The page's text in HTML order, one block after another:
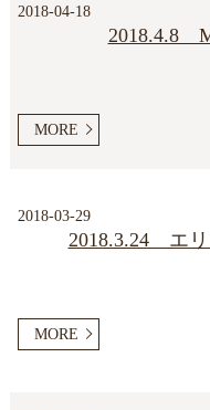
2018-04-18
2018.4.8
MORE
2018-03-29
2018.3.24 エ
MORE